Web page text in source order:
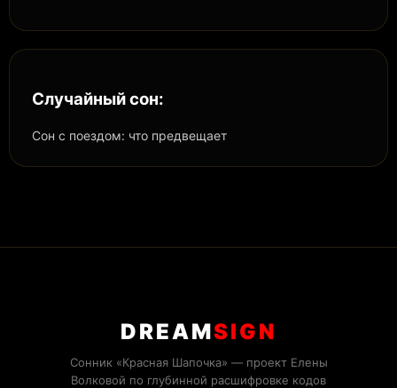
Случайный сон:
Сон с поездом: что предвещает
DREAMSIGN
Сонник «Красная Шапочка» — проект Елены
Волковой по глубинной расшифровке кодов